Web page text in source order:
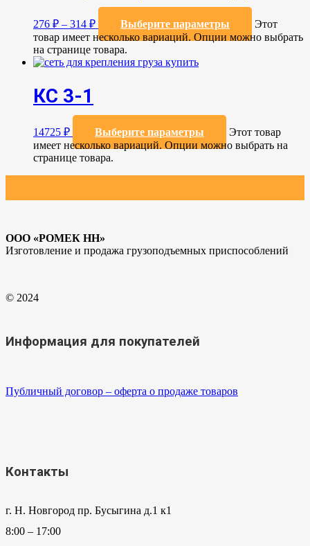
276 ₽ – 314 ₽ Выберите параметры
Этот
товар имеет несколько вариаций. Опции можно выбрать
на странице товара.
КС 3-1
14725 ₽ Выберите параметры
Этот товар
имеет несколько вариаций. Опции можно выбрать на
странице товара.
ООО «РОМЕК НН»
Изготовление и продажа грузоподъемных приспособлений
© 2024
Информация для покупателей
Публичный договор – оферта о продаже товаров
Контакты
г. Н. Новгород пр. Бусыгина д.1 к1
8:00 – 17:00